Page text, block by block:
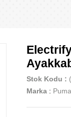
Stok Kodu
Marka : Puma